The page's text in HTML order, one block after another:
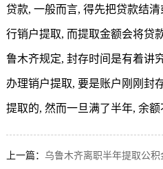
贷款, 一般而言, 得先把贷款结
行销户提取, 而提取金额会将贷
鲁木齐规定, 封存时间是有着讲
办理销户提取, 要是账户刚刚封
提取的, 然而一旦满了半年, 余额
上一篇： 乌鲁木齐离职半年提取公